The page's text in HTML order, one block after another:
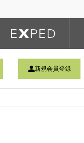
新規会員登録